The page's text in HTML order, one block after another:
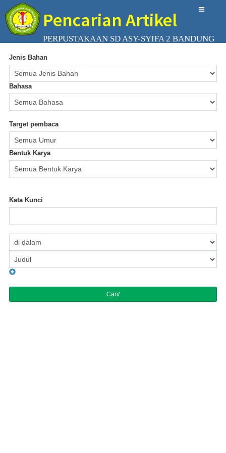
Pencarian Artikel
PERPUSTAKAAN SD ASY-SYIFA 2 BANDUNG
Jenis Bahan
Bahasa
Target pembaca
Bentuk Karya
Kata Kunci